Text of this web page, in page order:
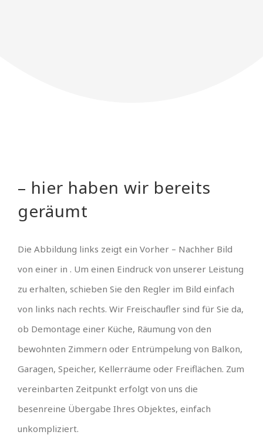
– hier haben wir bereits
geräumt
Die Abbildung links zeigt ein Vorher – Nachher Bild
von einer in . Um einen Eindruck von unserer Leistung
zu erhalten, schieben Sie den Regler im Bild einfach
von links nach rechts. Wir Freischaufler sind für Sie da,
ob Demontage einer Küche, Räumung von den
bewohnten Zimmern oder Entrümpelung von Balkon,
Garagen, Speicher, Kellerräume oder Freiflächen. Zum
vereinbarten Zeitpunkt erfolgt von uns die
besenreine Übergabe Ihres Objektes, einfach
unkompliziert.